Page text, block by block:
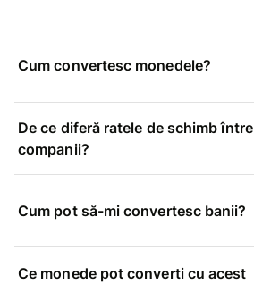
Cum convertesc monedele?
De ce diferă ratele de schimb între
companii?
Cum pot să-mi convertesc banii?
Ce monede pot converti cu acest